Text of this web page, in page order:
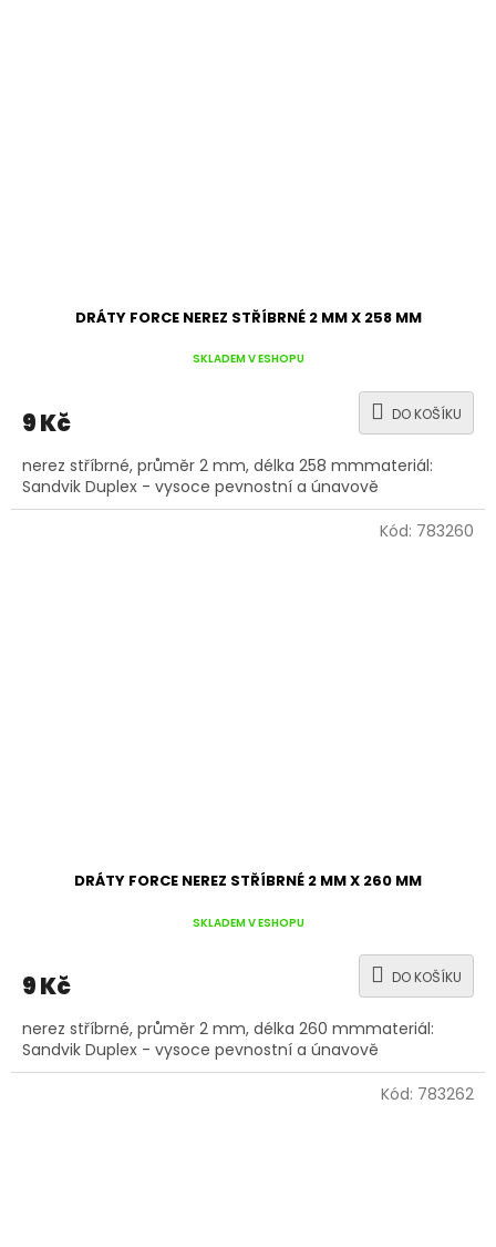
DRÁTY FORCE NEREZ STŘÍBRNÉ 2 MM X 258 MM
SKLADEM V ESHOPU
9 Kč DO KOŠÍKU
nerez stříbrné, průměr 2 mm, délka 258 mmmateriál:
Sandvik Duplex - vysoce pevnostní a únavově
DRÁTY FORCE NEREZ STŘÍBRNÉ 2 MM X 260 MM
SKLADEM V ESHOPU
9 Kč DO KOŠÍKU
nerez stříbrné, průměr 2 mm, délka 260 mmmateriál:
Sandvik Duplex - vysoce pevnostní a únavově
Kód: 783260
Kód: 783262